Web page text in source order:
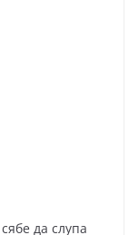
да слупа